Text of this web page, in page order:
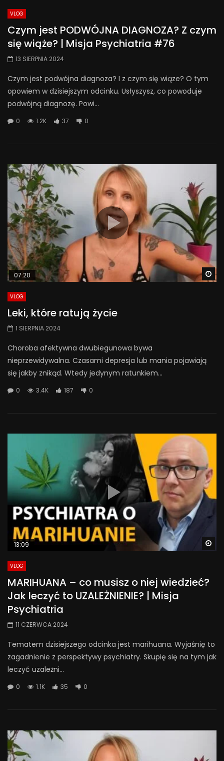
VLOG
Czym jest PODWÓJNA DIAGNOZA? Z czym
się wiąże? | Misja Psychiatria #76
13 SIERPNIA 2024
Czym jest podwójna diagnoza? I z czym się wiąze? O tym
opowiem w dzisiejszym odcinku. Usłyszysz, co powoduje
podwójną diagnozę. Powi...
0 1.2K 37 0
07:20
VLOG
Leki, które ratują życie
1 SIERPNIA 2024
Choroba afektywna dwubiegunowa bywa
nieprzewidywalna. Czasami depresja lub mania pojawiają
się jakby znikąd. Wtedy jedynym ratunkiem...
0 3.4K 187 0
13:09
VLOG
MARIHUANA – co musisz o niej wiedzieć?
Jak leczyć to UZALEŻNIENIE? | Misja
Psychiatria
11 CZERWCA 2024
Tematem dzisiejszego odcinka jest marihuana. Wyjaśnię to
zagadnienie z perspektywy psychiatry. Skupię się na tym jak
leczyć uzależni...
0 1.1K 35 0